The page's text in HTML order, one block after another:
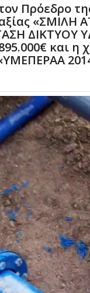
Πρόεδρο
«ΣΜΙΛΗ
ΔΙΚΤΥΟΥ
και